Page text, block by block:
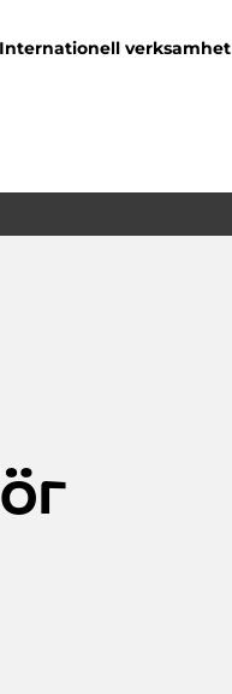
Internationell verksamhet